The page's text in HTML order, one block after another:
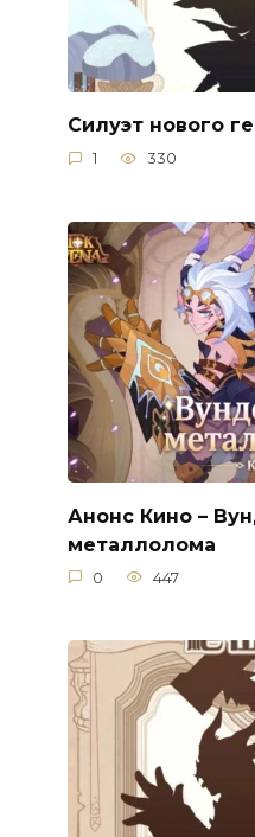
Силуэт нового
1 330
Анонс Кино –
металлолома
0 447